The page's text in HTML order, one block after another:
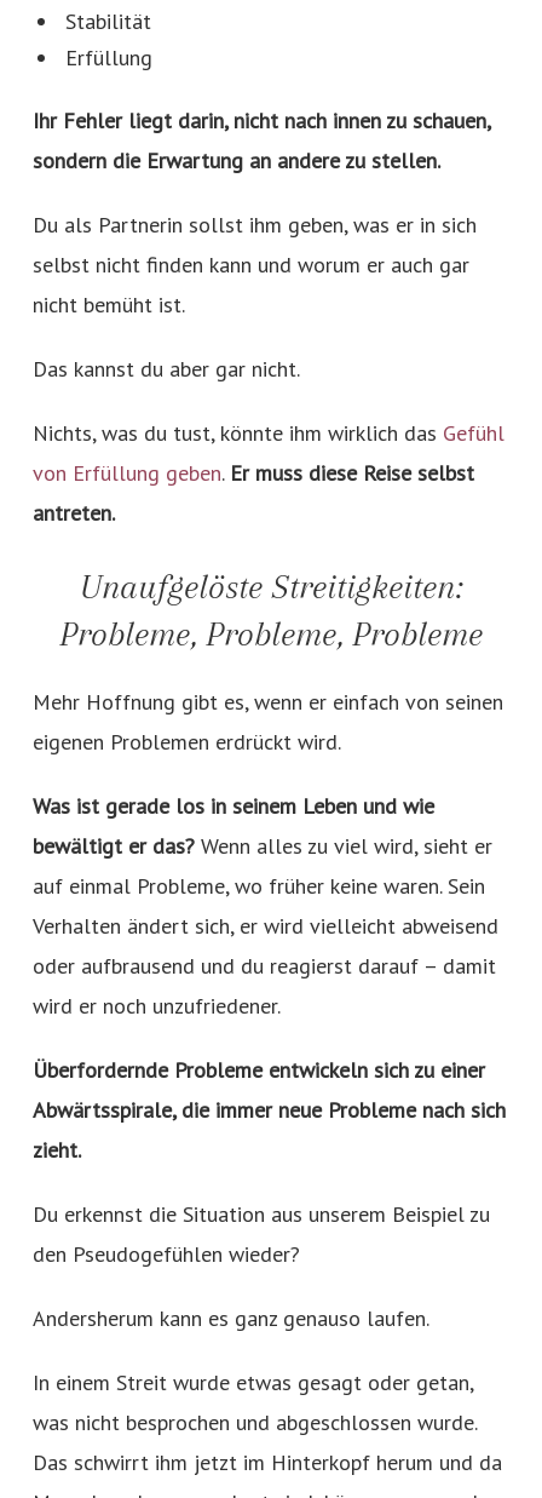
Stabilität
Erfüllung
Ihr Fehler liegt darin, nicht nach innen zu schauen,
sondern die Erwartung an andere zu stellen.
Du als Partnerin sollst ihm geben, was er in sich
selbst nicht finden kann und worum er auch gar
nicht bemüht ist.
Das kannst du aber gar nicht.
Nichts, was du tust, könnte ihm wirklich das Gefühl
von Erfüllung geben. Er muss diese Reise selbst
antreten.
Unaufgelöste Streitigkeiten:
Probleme, Probleme, Probleme
Mehr Hoffnung gibt es, wenn er einfach von seinen
eigenen Problemen erdrückt wird.
Was ist gerade los in seinem Leben und wie
bewältigt er das? Wenn alles zu viel wird, sieht er
auf einmal Probleme, wo früher keine waren. Sein
Verhalten ändert sich, er wird vielleicht abweisend
oder aufbrausend und du reagierst darauf – damit
wird er noch unzufriedener.
Überfordernde Probleme entwickeln sich zu einer
Abwärtsspirale, die immer neue Probleme nach sich
zieht.
Du erkennst die Situation aus unserem Beispiel zu
den Pseudogefühlen wieder?
Andersherum kann es ganz genauso laufen.
In einem Streit wurde etwas gesagt oder getan,
was nicht besprochen und abgeschlossen wurde.
Das schwirrt ihm jetzt im Hinterkopf herum und da